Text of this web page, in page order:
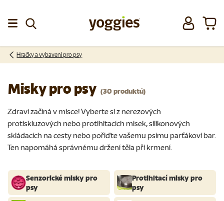
Přeskočit na obsah
Přihlásit se
Hračky a vybavení pro psy
Misky pro psy (30 produktů)
Zdraví začíná v misce! Vyberte si z nerezových
protiskluzových nebo protihltacích misek, silikonových
skládacích na cesty nebo pořiďte vašemu psímu parťákovi bar.
Ten napomáhá správnému držení těla při krmení.
Senzorické misky pro
psy
Protihltací misky pro
psy